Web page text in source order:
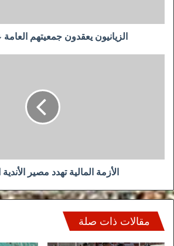
الزيانيون يعقدون جمعيتهم
الأزمة المالية تهدد مصير الأندية
مقالات ذات صلة